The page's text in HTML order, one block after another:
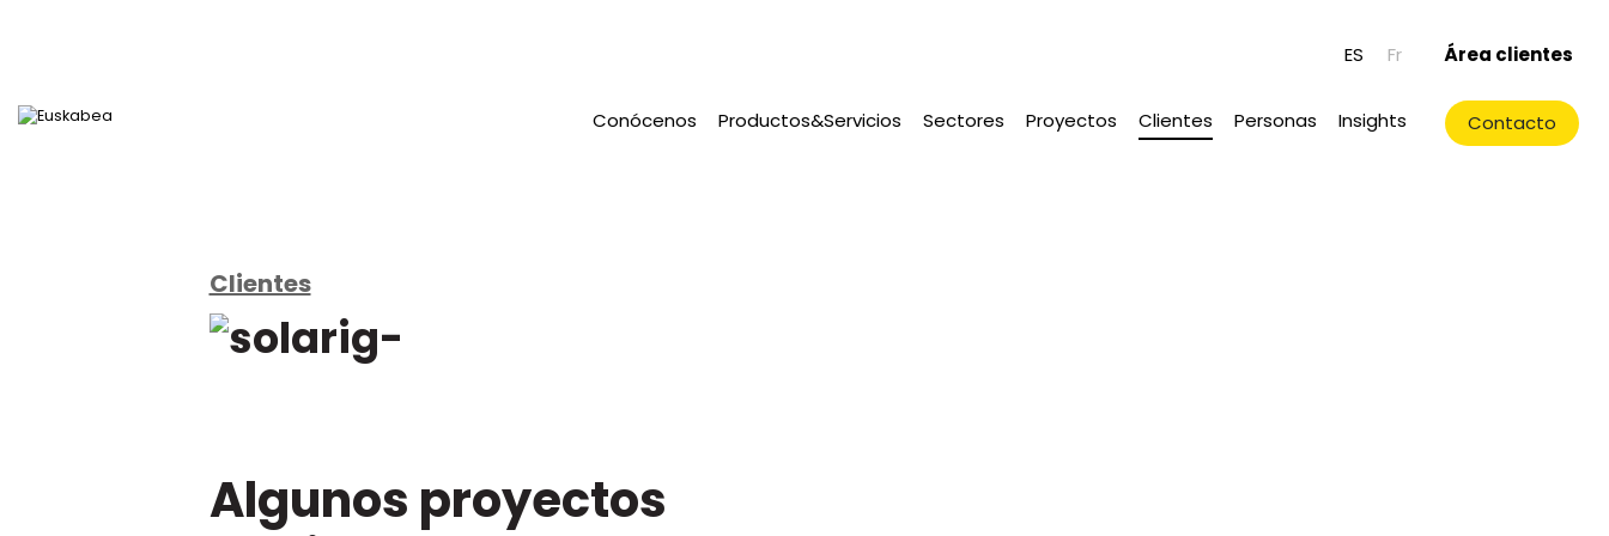
Ir directamente al contenido
ES Fr Área clientes
Conócenos Productos&Servicios Sectores Proyectos Clientes Personas Insights Contacto
Clientes
Algunos proyectos